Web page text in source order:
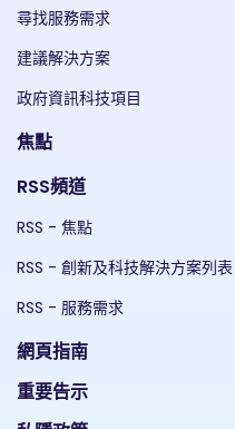
尋找服務需求
建議解決方案
政府資訊科技項目
焦點
RSS頻道
RSS - 焦點
RSS - 創新及科技解決方案列表
RSS - 服務需求
網頁指南
重要告示